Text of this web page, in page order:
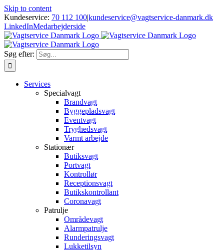
Skip to content
Kundeservice: 70 112 100|kundeservice@vagtservice-danmark.dk
LinkedInMedarbejderside
Søg efter:
Services
Specialvagt
Brandvagt
Byggepladsvagt
Eventvagt
Tryghedsvagt
Varmt arbejde
Stationær
Butiksvagt
Portvagt
Kontrollør
Receptionsvagt
Butikskontrollant
Coronavagt
Patrulje
Områdevagt
Alarmpatrulje
Runderingsvagt
Lukketilsyn